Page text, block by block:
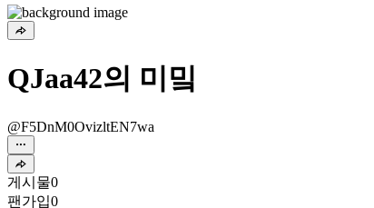
QJaa42의 미밐
@F5DnM0OvizltEN7wa
게시물0
팬가입0